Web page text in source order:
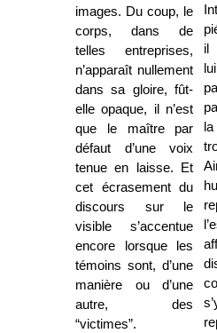
images. Du coup, le
corps, dans de
telles entreprises,
n’apparaît nullement
dans sa gloire, fût-
elle opaque, il n’est
que le maître par
défaut d’une voix
tenue en laisse. Et
cet écrasement du
discours sur le
visible s’accentue
encore lorsque les
témoins sont, d’une
manière ou d’une
autre, des
“victimes”.
il